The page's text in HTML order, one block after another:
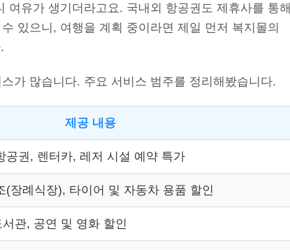
여유가 생기더라고요. 국내외 항공권도 제휴사를 통해
있으니, 여행을 계획 중이라면 제일 먼저 복지몰의
가 많습니다. 주요 서비스 범주를 정리해봤습니다.
제공 내용
공권, 렌터카, 레저 시설 예약 특가
(장례식장), 타이어 및 자동차 용품 할인
관, 공연 및 영화 할인